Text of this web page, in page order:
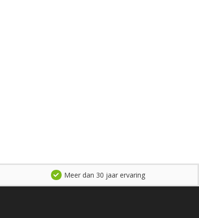
Meer dan 30 jaar ervaring